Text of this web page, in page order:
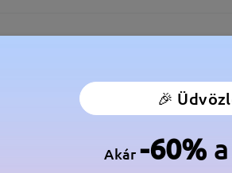
Rugós zsanér:
számára megfelelőek, aki szögletes
a mindennapi megjelenéshez.
🎉
Akár-60%